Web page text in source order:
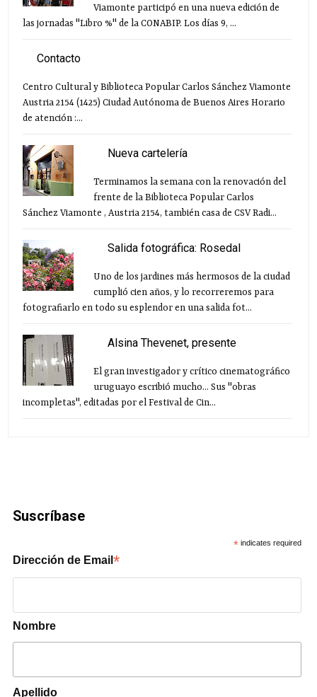
Viamonte participó en una nueva edición de
las jornadas "Libro %" de la CONABIP. Los días 9, ...
Contacto
Centro Cultural y Biblioteca Popular Carlos Sánchez Viamonte
Austria 2154 (1425) Ciudad Autónoma de Buenos Aires Horario
de atención :...
Nueva cartelería
Terminamos la semana con la renovación del
frente de la Biblioteca Popular Carlos
Sánchez Viamonte , Austria 2154, también casa de CSV Radi...
Salida fotográfica: Rosedal
Uno de los jardines más hermosos de la ciudad
cumplió cien años, y lo recorreremos para
fotografiarlo en todo su esplendor en una salida fot...
Alsina Thevenet, presente
El gran investigador y crítico cinematográfico
uruguayo escribió mucho... Sus "obras
incompletas", editadas por el Festival de Cin...
Suscríbase
* indicates required
Dirección de Email*
Nombre
Apellido